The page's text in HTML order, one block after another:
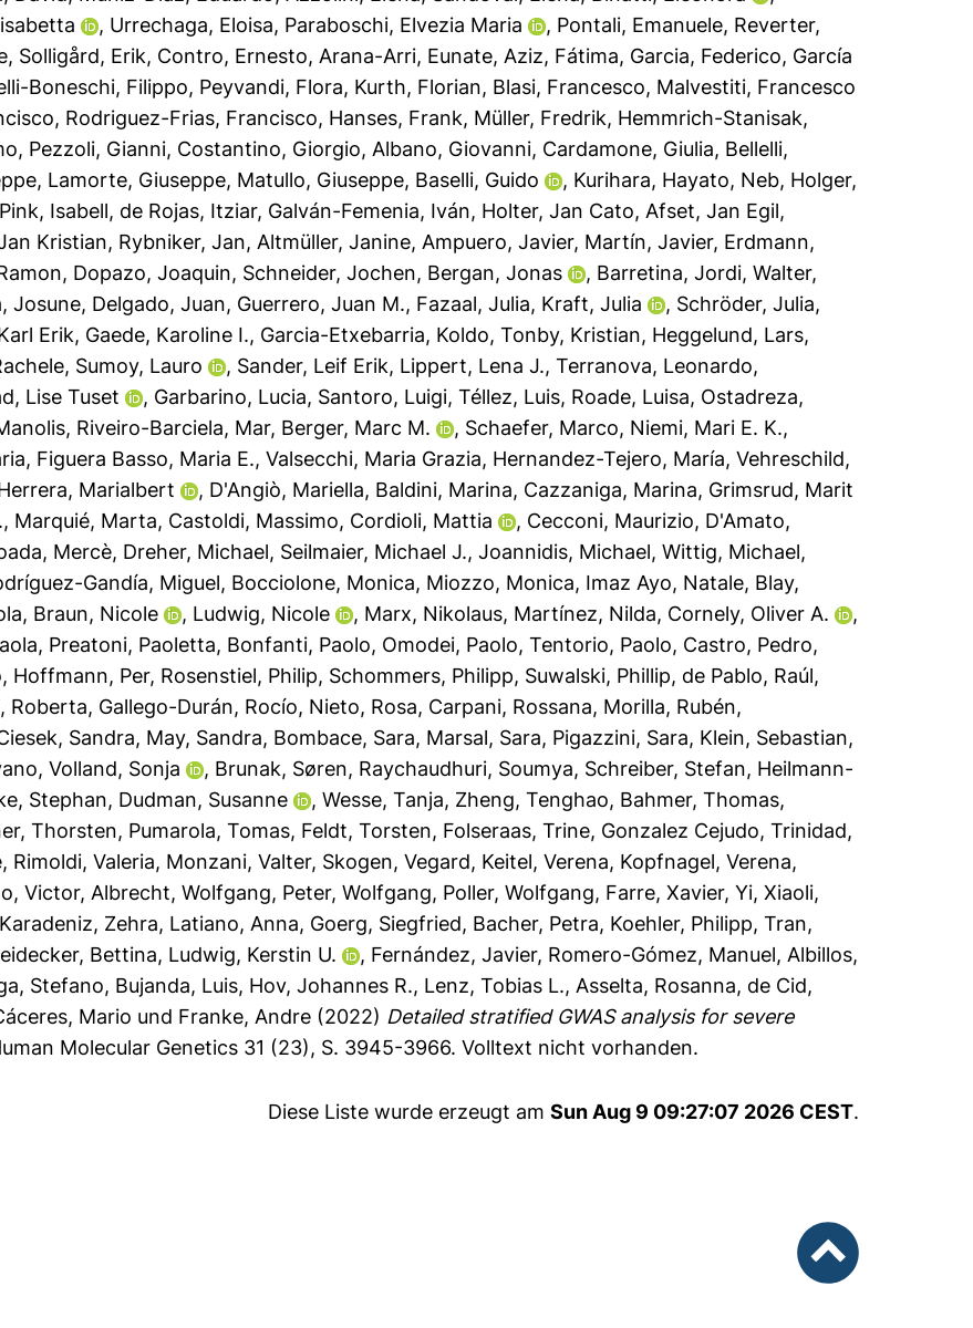
, Urrechaga, Eloisa, Paraboschi, Elvezia Maria , Pontali, Emanuele, Reverter,
, Solligård, Erik, Contro, Ernesto, Arana-Arri, Eunate, Aziz, Fátima, Garcia, Federico, García
Boneschi, Filippo, Peyvandi, Flora, Kurth, Florian, Blasi, Francesco, Malvestiti, Francesco
, Rodriguez-Frias, Francisco, Hanses, Frank, Müller, Fredrik, Hemmrich-Stanisak,
, Pezzoli, Gianni, Costantino, Giorgio, Albano, Giovanni, Cardamone, Giulia, Bellelli,
, Lamorte, Giuseppe, Matullo, Giuseppe, Baselli, Guido , Kurihara, Hayato, Neb, Holger,
Pink, Isabell, de Rojas, Itziar, Galván-Femenia, Iván, Holter, Jan Cato, Afset, Jan Egil,
Kristian, Rybniker, Jan, Altmüller, Janine, Ampuero, Javier, Martín, Javier, Erdmann,
, Dopazo, Joaquin, Schneider, Jochen, Bergan, Jonas , Barretina, Jordi,Walter,
Josune, Delgado, Juan, Guerrero, Juan M., Fazaal, Julia, Kraft, Julia , Schröder, Julia,
Erik, Gaede, Karoline I., Garcia-Etxebarria, Koldo,Tonby, Kristian, Heggelund, Lars,
, Sumoy, Lauro , Sander, Leif Erik, Lippert, Lena J.,Terranova, Leonardo,
Lise Tuset , Garbarino, Lucia, Santoro, Luigi,Téllez, Luis, Roade, Luisa, Ostadreza,
, Riveiro-Barciela, Mar, Berger, Marc M. , Schaefer, Marco, Niemi, Mari E. K.,
, Figuera Basso, Maria E.,Valsecchi, Maria Grazia, Hernandez-Tejero, María,Vehreschild,
Marialbert , D'Angiò, Mariella, Baldini, Marina, Cazzaniga, Marina, Grimsrud, Marit
, Marquié, Marta, Castoldi, Massimo, Cordioli, Mattia , Cecconi, Maurizio, D'Amato,
Mercè, Dreher, Michael, Seilmaier, Michael J.,Joannidis, Michael,Wittig, Michael,
Gandía, Miguel, Bocciolone, Monica, Miozzo, Monica, Imaz Ayo, Natale, Blay,
, Braun, Nicole , Ludwig, Nicole , Marx, Nikolaus, Martínez, Nilda, Cornely, Oliver A.
,
, Preatoni, Paoletta, Bonfanti, Paolo, Omodei, Paolo,Tentorio, Paolo, Castro, Pedro,
, Hoffmann, Per, Rosenstiel, Philip, Schommers, Philipp, Suwalski, Phillip, de Pablo, Raúl,
Roberta, Gallego-Durán, Rocío, Nieto, Rosa, Carpani, Rossana, Morilla, Rubén,
Sandra, May, Sandra, Bombace, Sara, Marsal, Sara, Pigazzini, Sara, Klein, Sebastian,
,Volland, Sonja , Brunak, Søren, Raychaudhuri, Soumya, Schreiber, Stefan, Heilmann-
Stephan, Dudman, Susanne ,Wesse, Tanja, Zheng, Tenghao, Bahmer, Thomas,
Thorsten, Pumarola, Tomas, Feldt, Torsten, Folseraas, Trine, Gonzalez Cejudo, Trinidad,
, Rimoldi, Valeria, Monzani, Valter, Skogen, Vegard, Keitel, Verena, Kopfnagel, Verena,
Victor, Albrecht, Wolfgang, Peter, Wolfgang, Poller, Wolfgang, Farre, Xavier,Yi, Xiaoli,
Karadeniz, Zehra, Latiano, Anna, Goerg, Siegfried, Bacher, Petra, Koehler, Philipp,Tran,
Bettina, Ludwig, Kerstin U. , Fernández, Javier, Romero-Gómez, Manuel, Albillos,
Stefano, Bujanda, Luis, Hov, Johannes R., Lenz, Tobias L., Asselta, Rosanna, de Cid,
Mario und Franke, Andre (2022) Detailed stratified GWAS analysis for severe
Molecular Genetics 31 (23), S. 3945-3966.Volltext nicht vorhanden.
Diese Liste wurde erzeugt am Sun Aug 9 09:27:07 2026 CEST.